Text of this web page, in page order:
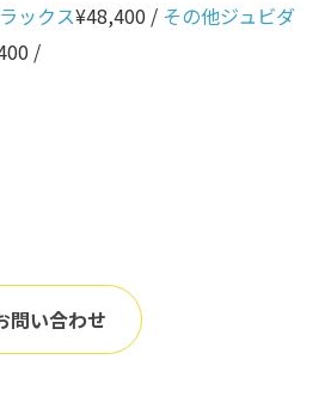
ックス¥48,400 / その他ジュビダ
/
問い合わせ